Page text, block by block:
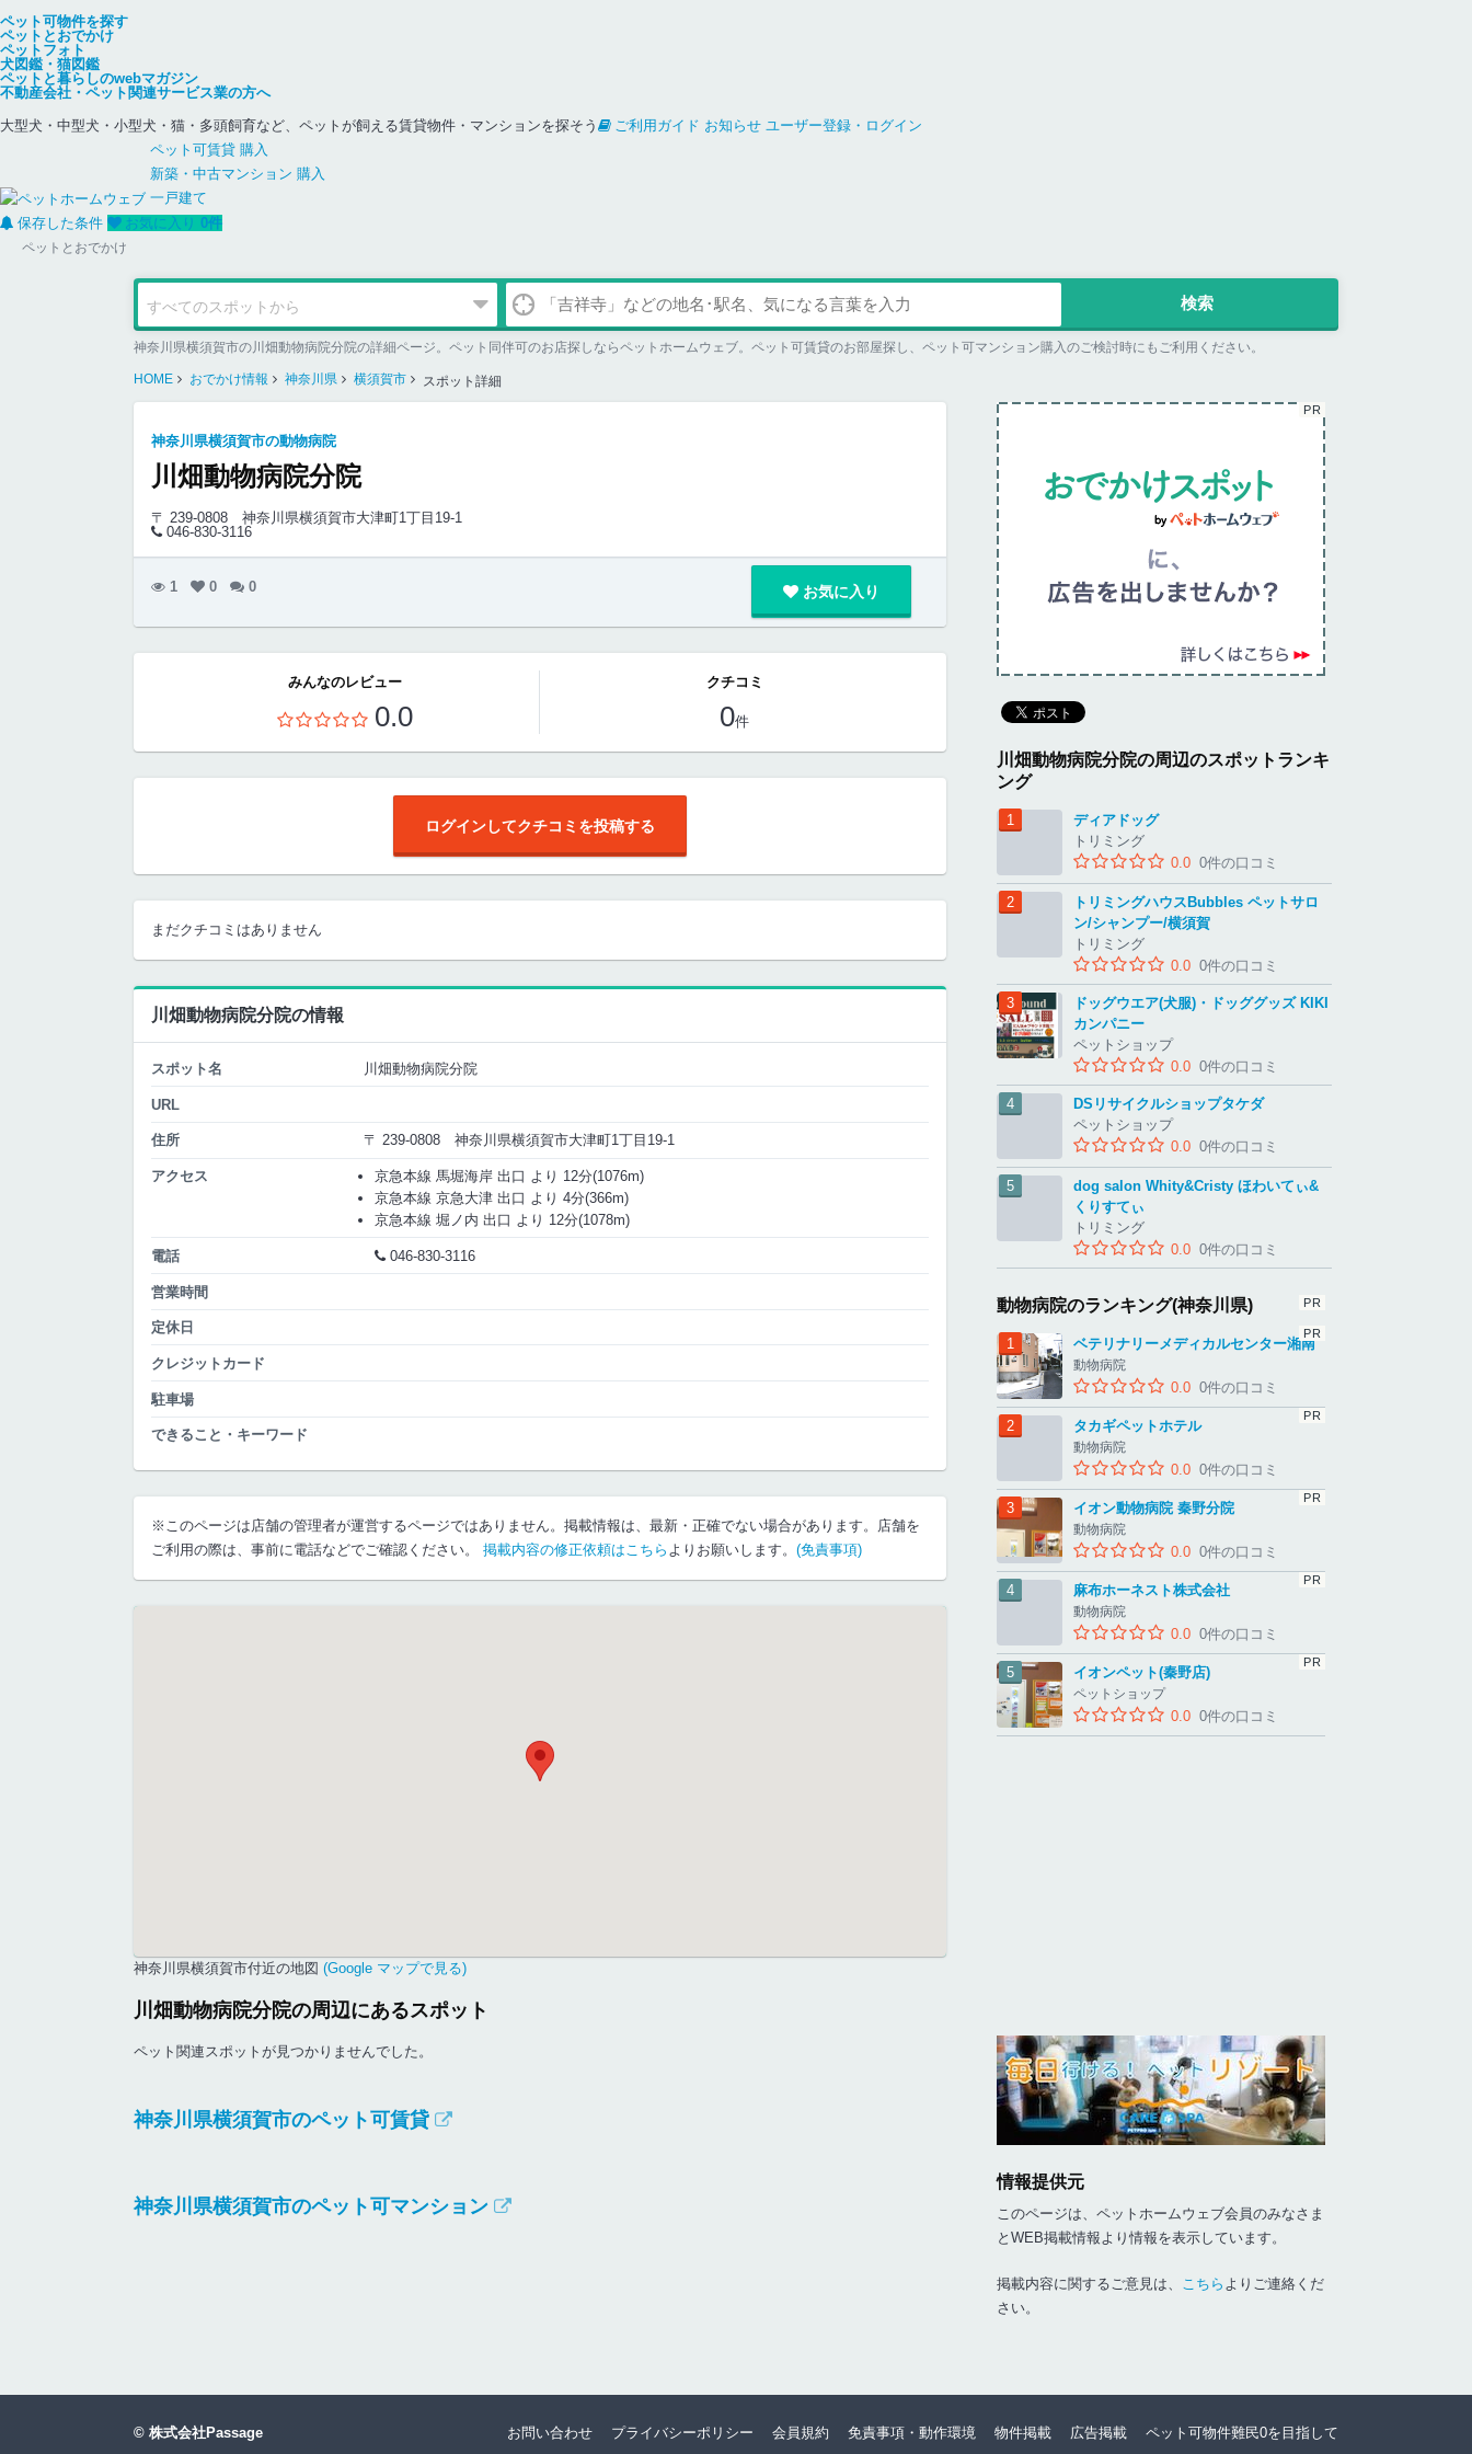
ペット可物件を探す
ペットとおでかけ
ペットフォト
犬図鑑・猫図鑑
ペットと暮らしのwebマガジン
不動産会社・ペット関連サービス業の方へ
大型犬・中型犬・小型犬・猫・多頭飼育など、ペットが飼える賃貸物件・マンションを探そう
ご利用ガイド お知らせ ユーザー登録・ログイン
ペット可賃貸 購入
新築・中古マンション 購入
一戸建て
保存した条件
お気に入り 0件
ペットとおでかけ
神奈川県横須賀市の川畑動物病院分院の詳細ページ。ペット同伴可のお店探しならペットホームウェブ。ペット可賃貸のお部屋探し、ペット可マンション購入のご検討時にもご利用ください。
HOME おでかけ情報 神奈川県 横須賀市 スポット詳細
神奈川県横須賀市の動物病院
川畑動物病院分院
〒 239-0808
神奈川県横須賀市大津町1丁目19-1
046-830-3116
1 0 0 お気に入り
みんなのレビュー
0.0
クチコミ
0件
ログインしてクチコミを投稿する
まだクチコミはありません
川畑動物病院分院の情報
スポット名 川畑動物病院分院
URL
住所 〒 239-0808 神奈川県横須賀市大津町1丁目19-1
アクセス
京急本線 馬堀海岸 出口 より 12分(1076m)
京急本線 京急大津 出口 より 4分(366m)
京急本線 堀ノ内 出口 より 12分(1078m)
電話 046-830-3116
営業時間
定休日
クレジットカード
駐車場
できること・キーワード
※このページは店舗の管理者が運営するページではありません。掲載情報は、最新・正確でない場合があります。店舗を
ご利用の際は、事前に電話などでご確認ください。 掲載内容の修正依頼はこちら よりお願いします。 (免責事項)
神奈川県横須賀市付近の地図 (Google マップで見る)
川畑動物病院分院の周辺にあるスポット
ペット関連スポットが見つかりませんでした。
神奈川県横須賀市のペット可賃貸
神奈川県横須賀市のペット可マンション
川畑動物病院分院の周辺のスポットランキ
ング
ディアドッグ
トリミング
0.0 0件の口コミ
トリミングハウスBubbles ペットサロ
ン/シャンプー/横須賀
トリミング
0.0 0件の口コミ
ドッグウエア(犬服)・ドッググッズ KIKI
カンパニー
ペットショップ
0.0 0件の口コミ
DSリサイクルショップタケダ
ペットショップ
0.0 0件の口コミ
dog salon Whity&Cristy ほわいてぃ&
くりすてぃ
トリミング
0.0 0件の口コミ
動物病院のランキング(神奈川県)
ベテリナリーメディカルセンター湘南
動物病院
0.0 0件の口コミ
タカギペットホテル
動物病院
0.0 0件の口コミ
イオン動物病院 秦野分院
動物病院
0.0 0件の口コミ
麻布ホーネスト株式会社
動物病院
0.0 0件の口コミ
イオンペット(秦野店)
ペットショップ
0.0 0件の口コミ
情報提供元
このページは、ペットホームウェブ会員のみなさま
とWEB掲載情報より情報を表示しています。
掲載内容に関するご意見は、 こちら よりご連絡くだ
さい。
© 株式会社Passage お問い合わせ プライバシーポリシー 会員規約 免責事項・動作環境 物件掲載 広告掲載 ペット可物件難民0を目指して